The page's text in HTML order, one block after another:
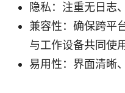
隐私：注重无日志
兼容性：确保跨平
与工作设备共同使用
易用性：界面清晰